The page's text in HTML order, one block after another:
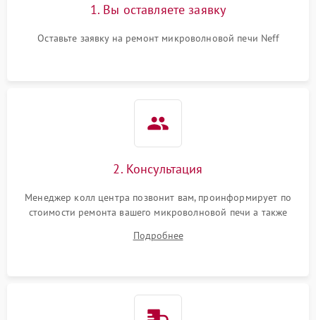
Не работают сенсорные
1000 ₽
1. Вы оставляете заявку
Оставьте заявку на ремонт микроволновой печи Neff
2. Консультация
Менеджер колл центра позвонит вам, проинформирует по
стоимости ремонта вашего микроволновой печи а также
Подробнее